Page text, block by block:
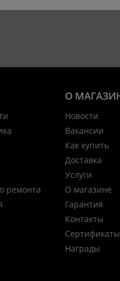
О
Новости
Вакансии
Как купить
Доставка
Услуги
О магазине
Гарантия
Контакты
Сертификаты
Награды
ремонта